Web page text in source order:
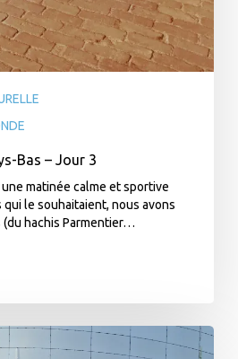
Bas – Jour 3
matinée calme et sportive
le souhaitaient, nous avons
(du hachis Parmentier…